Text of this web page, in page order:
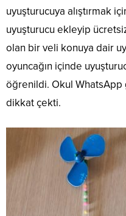
uyuşturucuya alıştırmak
uyuşturucu ekleyip
olan bir veli konuya dair
oyuncağın içinde
öğrenildi. Okul WhatsApp
dikkat çekti.